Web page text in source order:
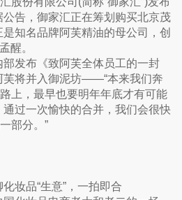
告，御家汇正在筹划购买北京茂
知名品牌阿芙精油的母公司，创
醒。
部发布《致阿芙全体员工的一封
芙将并入御泥坊——“本来我们奔
上，最早也要明年年底才有可能
过一次愉快的合并，我们会很快
部分。”
妆品“生意”，一拍即合